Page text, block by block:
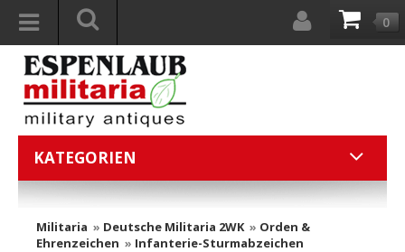
0
KATEGORIEN
Militaria » Deutsche Militaria 2WK» Orden &
Ehrenzeichen » Infanterie-Sturmabzeichen